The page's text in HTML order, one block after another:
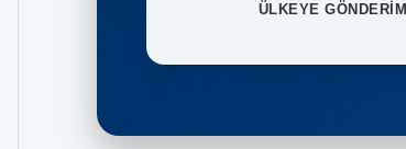
ÜLKEYE GÖNDERİM